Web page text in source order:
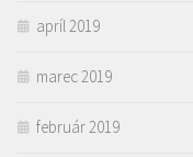
apríl 2019
marec 2019
február 2019